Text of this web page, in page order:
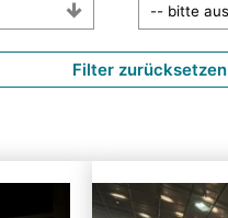
Filter zurücksetzen